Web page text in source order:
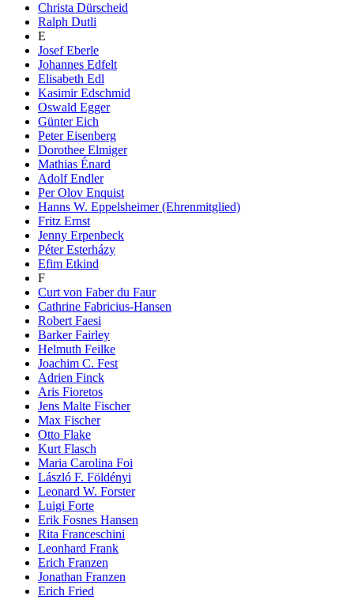
Christa Dürscheid
Ralph Dutli
E
Josef Eberle
Johannes Edfelt
Elisabeth Edl
Kasimir Edschmid
Oswald Egger
Günter Eich
Peter Eisenberg
Dorothee Elmiger
Mathias Énard
Adolf Endler
Per Olov Enquist
Hanns W. Eppelsheimer (Ehrenmitglied)
Fritz Ernst
Jenny Erpenbeck
Péter Esterházy
Efim Etkind
F
Curt von Faber du Faur
Cathrine Fabricius-Hansen
Robert Faesi
Barker Fairley
Helmuth Feilke
Joachim C. Fest
Adrien Finck
Aris Fioretos
Jens Malte Fischer
Max Fischer
Otto Flake
Kurt Flasch
Maria Carolina Foi
László F. Földényi
Leonard W. Forster
Luigi Forte
Erik Fosnes Hansen
Rita Franceschini
Leonhard Frank
Erich Franzen
Jonathan Franzen
Erich Fried